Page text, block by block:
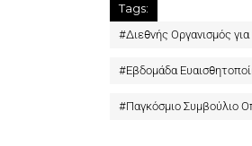
Tags:
#Διεθνής Οργανισμός
#Εβδομάδα
#Παγκόσμιο Συμβούλιο